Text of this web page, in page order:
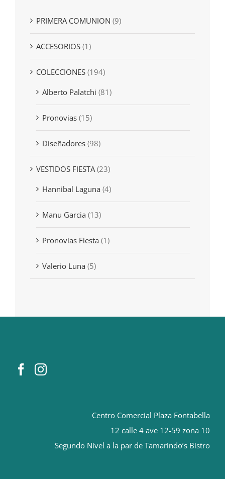
PRIMERA COMUNION (9)
ACCESORIOS (1)
COLECCIONES (194)
Alberto Palatchi (81)
Pronovias (15)
Diseñadores (98)
VESTIDOS FIESTA (23)
Hannibal Laguna (4)
Manu Garcia (13)
Pronovias Fiesta (1)
Valerio Luna (5)
Centro Comercial Plaza Fontabella
12 calle 4 ave 12-59 zona 10
Segundo Nivel a la par de Tamarindo’s Bistro